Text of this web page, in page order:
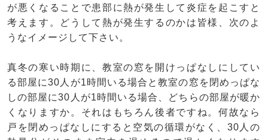
が悪くなることで患部に熱が発生して炎症を起こすと
考えます。どうして熱が発生するのかは皆様、次のよ
うなイメージして下さい。
真冬の寒い時期に、教室の窓を開けっぱなしにしてい
る部屋に30人が1時間いる場合と教室の窓を閉めっぱな
しの部屋に30人が1時間いる場合、どちらの部屋が暖か
くなりますか。それはもちろん後者ですね。何故なら
戸を閉めっぱなしにすると空気の循環がなく、30人の